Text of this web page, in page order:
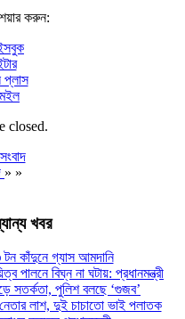
করুন:
closed.
» »
খবর
কাঁদুনে গ্যাস আমদানি
পালনে বিঘ্ন না ঘটায়: প্রধানমন্ত্রী
সতর্কতা, পুলিশ বলছে ‘গুজব’
লাশ, দুই চাচাতো ভাই পলাতক